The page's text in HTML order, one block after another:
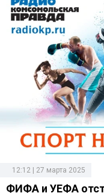
12:12 | 27 марта 2025
ФИФА и УЕФА